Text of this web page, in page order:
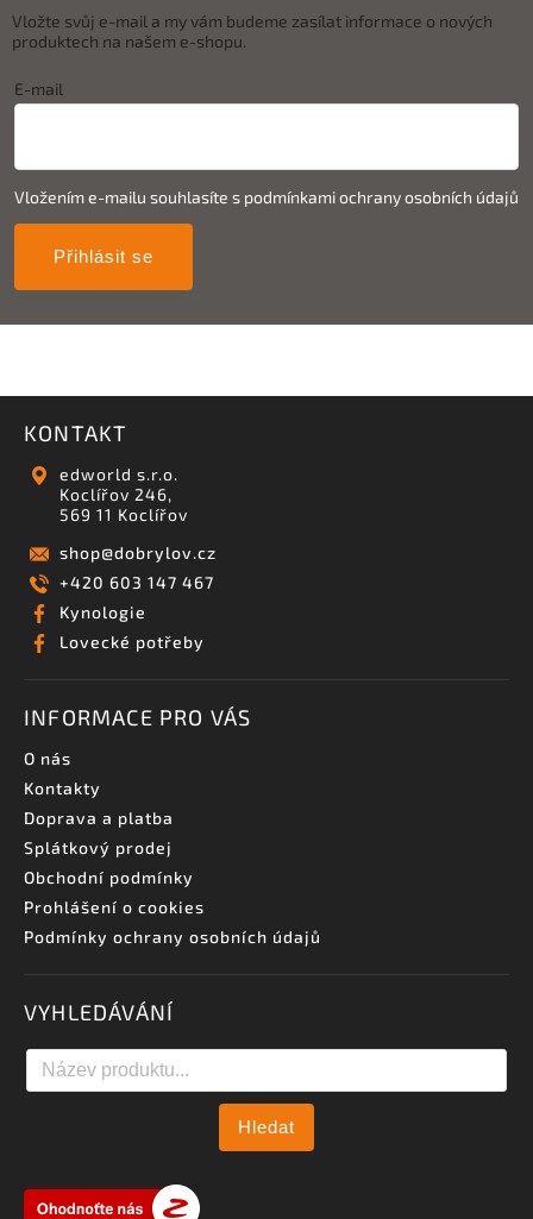
Vložte svůj e-mail a my vám budeme zasílat informace o nových
produktech na našem e-shopu.
E-mail
Vložením e-mailu souhlasíte s podmínkami ochrany osobních údajů
Přihlásit se
KONTAKT
edworld s.r.o.
Koclířov 246,
569 11 Koclířov
shop@dobrylov.cz
+420 603 147 467
Kynologie
Lovecké potřeby
INFORMACE PRO VÁS
O nás
Kontakty
Doprava a platba
Splátkový prodej
Obchodní podmínky
Prohlášení o cookies
Podmínky ochrany osobních údajů
VYHLEDÁVÁNÍ
Hledat